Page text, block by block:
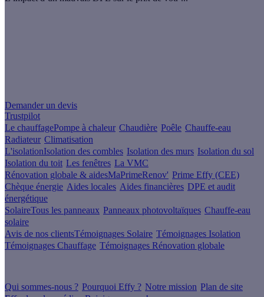
Demander un devis
Trustpilot
Le chauffagePompe à chaleur Chaudière Poêle Chauffe-eau
Radiateur Climatisation
L'isolationIsolation des combles Isolation des murs Isolation du sol
Isolation du toit Les fenêtres La VMC
Rénovation globale & aidesMaPrimeRenov' Prime Effy (CEE)
Chèque énergie Aides locales Aides financières DPE et audit
énergétique
SolaireTous les panneaux Panneaux photovoltaïques Chauffe-eau
solaire
Avis de nos clientsTémoignages Solaire Témoignages Isolation
Témoignages Chauffage Témoignages Rénovation globale
Qui sommes-nous ? Pourquoi Effy ? Notre mission Plan de site